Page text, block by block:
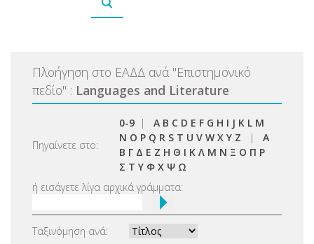
Πλοήγηση στο ΕΑΔΔ ανά "Επιστημονικό
πεδίο" : Languages and Literature
Πηγαίνετε στο:
0-9 | A B C D E F G H I J K L M
N O P Q R S T U V W X Y Z | Α
Β Γ Δ Ε Ζ Η Θ Ι Κ Λ Μ Ν Ξ Ο Π Ρ
Σ Τ Υ Φ Χ Ψ Ω
ή εισάγετε λίγα αρχικά γράμματα:
Ταξινόμηση ανά: